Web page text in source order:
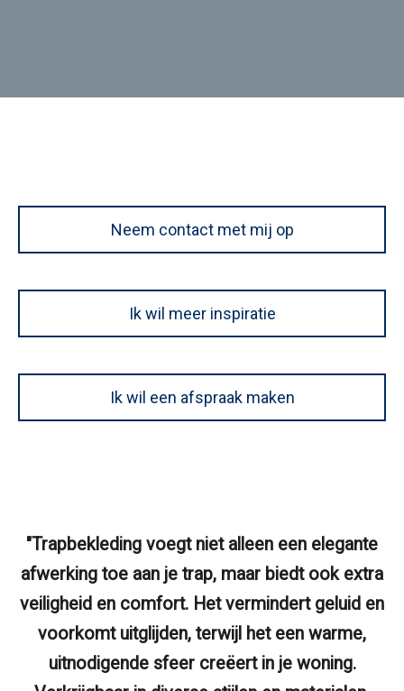
Neem contact met mij op
Ik wil meer inspiratie
Ik wil een afspraak maken
"Trapbekleding voegt niet alleen een elegante
afwerking toe aan je trap, maar biedt ook extra
veiligheid en comfort. Het vermindert geluid en
voorkomt uitglijden, terwijl het een warme,
uitnodigende sfeer creëert in je woning.